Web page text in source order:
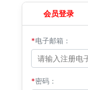
会员登录
*电子邮箱：
*密码：